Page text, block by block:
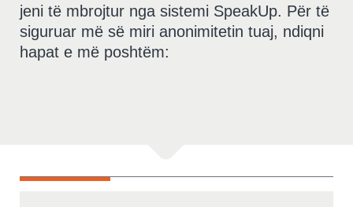
jeni të mbrojtur nga sistemi SpeakUp. Për të
siguruar më së miri anonimitetin tuaj, ndiqni
hapat e më poshtëm: